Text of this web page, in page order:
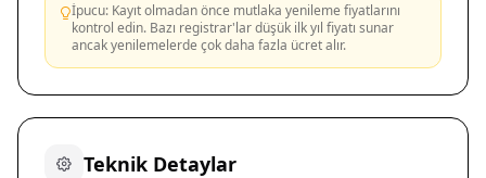
İpucu: Kayıt olmadan önce mutlaka yenileme fiyatlarını
kontrol edin. Bazı registrar'lar düşük ilk yıl fiyatı sunar
ancak yenilemelerde çok daha fazla ücret alır.
Teknik Detaylar